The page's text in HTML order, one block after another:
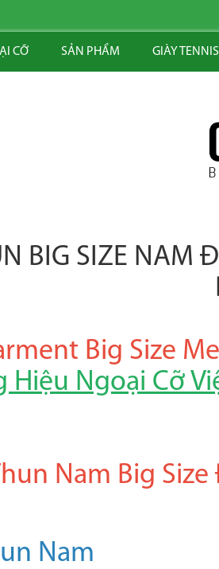
CỠ SẢN PHẨM GIÀY
BIG SIZE NAM
Big Size
Hiệu Ngoại Cỡ
Nam Big
Nam